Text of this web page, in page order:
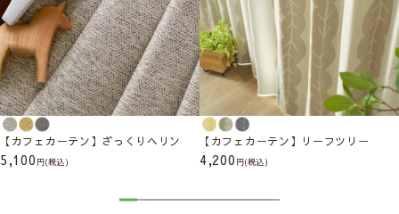
【カフェカーテン】ざっくりヘリン
5,100 (税込)
【カフェカーテン】リーフツリー
4,200 (税込)